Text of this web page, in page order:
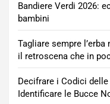
Bandiere Verdi 2026:
bambini
Tagliare sempre
il retroscena che in
Decifrare i Codici
Identificare le Bucce